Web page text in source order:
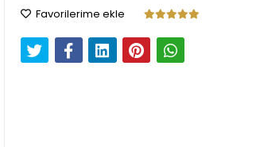
Favorilerime ekle